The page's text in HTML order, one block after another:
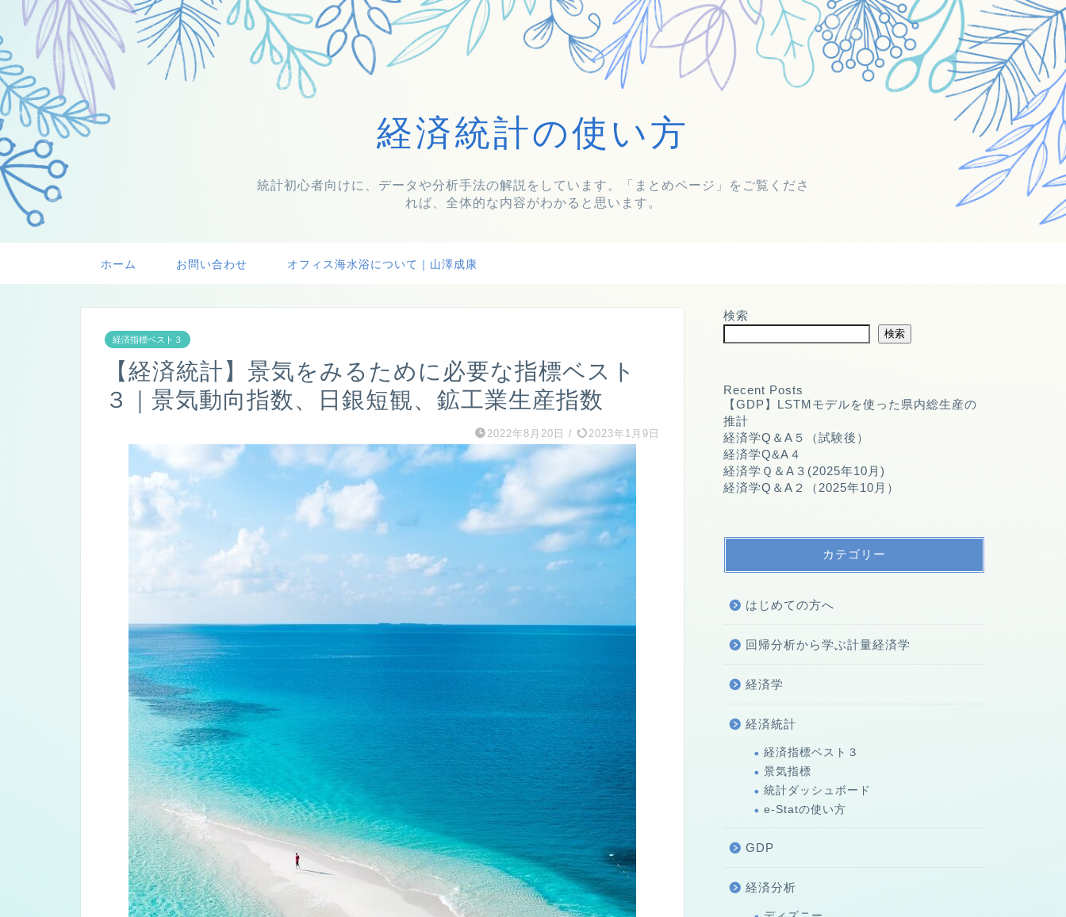
経済統計の使い方
統計初心者向けに、データや分析手法の解説をしています。「まとめページ」をご覧くださ
れば、全体的な内容がわかると思います。
ホーム お問い合わせ オフィス海水浴について｜山澤成康
経済指標ベスト３
【経済統計】景気をみるために必要な指標ベスト
３｜景気動向指数、日銀短観、鉱工業生産指数
2022年8月20日 / 2023年1月9日
検索
検索
Recent Posts
【GDP】LSTMモデルを使った県内総生産の
推計
経済学Q＆A５（試験後）
経済学Q&A４
経済学Ｑ＆A３(2025年10月)
経済学Q＆A２（2025年10月）
カテゴリー
はじめての方へ
回帰分析から学ぶ計量経済学
経済学
経済統計
経済指標ベスト３
景気指標
統計ダッシュボード
e-Statの使い方
GDP
経済分析